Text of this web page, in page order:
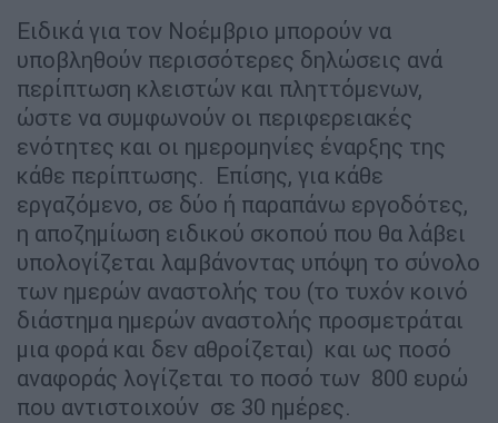
Ειδικά για τον Νοέμβριο μπορούν να
υποβληθούν περισσότερες δηλώσεις ανά
περίπτωση κλειστών και πληττόμενων,
ώστε να συμφωνούν οι περιφερειακές
ενότητες και οι ημερομηνίες έναρξης της
κάθε περίπτωσης. Επίσης, για κάθε
εργαζόμενο, σε δύο ή παραπάνω εργοδότες,
η αποζημίωση ειδικού σκοπού που θα λάβει
υπολογίζεται λαμβάνοντας υπόψη το σύνολο
των ημερών αναστολής του (το τυχόν κοινό
διάστημα ημερών αναστολής προσμετράται
μια φορά και δεν αθροίζεται) και ως ποσό
αναφοράς λογίζεται το ποσό των 800 ευρώ
που αντιστοιχούν σε 30 ημέρες.